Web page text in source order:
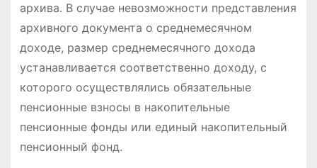
архива. В случае невозможности представления
архивного документа о среднемесячном
доходе, размер среднемесячного дохода
устанавливается соответственно доходу, с
которого осуществлялись обязательные
пенсионные взносы в накопительные
пенсионные фонды или единый накопительный
пенсионный фонд.